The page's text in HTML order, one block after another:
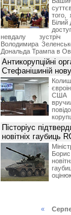
того,
невдалу зустріч
Володимира
Дональда Трампа в
Антикорупційні
Стефанішиній
США
Пісторіус
новітніх гаубиць
«